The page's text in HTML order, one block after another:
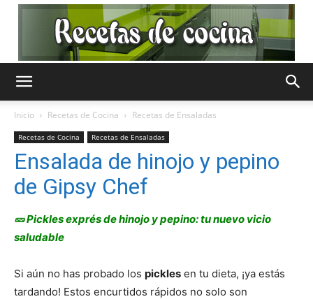
Cocina
Gratis
Inicio Recetas de Cocina Recetas de Ensaladas
Recetas de Cocina Recetas de Ensaladas
Ensalada de hinojo y pepino
de Gipsy Chef
🥒 Pickles exprés de hinojo y pepino: tu nuevo vicio
saludable
Si aún no has probado los pickles en tu dieta, ¡ya estás
tardando! Estos encurtidos rápidos no solo son